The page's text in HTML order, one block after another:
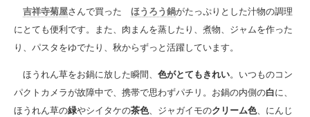
吉祥寺菊屋さんで買った ほうろう鍋がたっぷりとした汁物の調理
にとても便利です。また、肉まんを蒸したり、煮物、ジャムを作った
り、パスタをゆでたり、秋からずっと活躍しています。
ほうれん草をお鍋に放した瞬間、 色がとてもきれい。いつものコン
パクトカメラが故障中で、携帯で思わずパチリ。お鍋の内側の白に、
ほうれん草の緑やシイタケの茶色、ジャガイモのクリーム色、にんじ